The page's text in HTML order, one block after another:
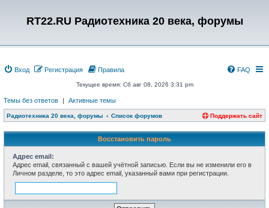
RT22.RU Радиотехника 20 века, форумы
Вход Регистрация FAQ
Правила
Текущее время: Сб авг 08, 2026 3:31 pm
Темы без ответов | Активные темы
Радиотехника 20 века, форумы Список форумов Поддержать сайт
Восстановить пароль
Адрес email:
Адрес email, связанный с вашей учётной записью. Если вы не изменили его в
Личном разделе, то это адрес email, указанный вами при регистрации.